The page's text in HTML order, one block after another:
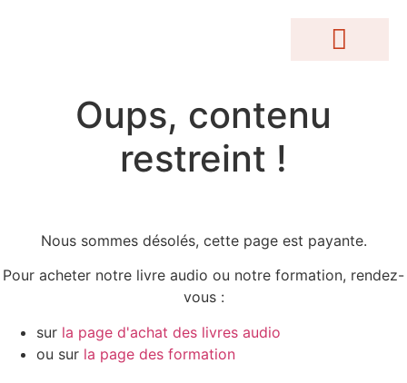
Oups, contenu
restreint !
Nous sommes désolés, cette page est payante.
Pour acheter notre livre audio ou notre formation, rendez-
vous :
sur la page d'achat des livres audio
ou sur la page des formation